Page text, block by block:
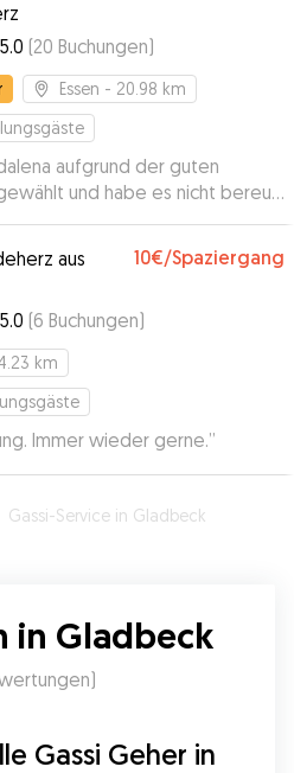
5.0 (20 Buchungen)
Essen - 20.98 km
aufgrund der guten
und habe es nicht bereut.
Übernachtung. Meiner
ihr sehr gut. So kann ich bei
ohne Sorgen bei
aus
10€/Spaziergang
5.0 (6 Buchungen)
km
Immer wieder gerne.”
Gassi-Service in Gladbeck
in Gladbeck
)
Gassi Geher in